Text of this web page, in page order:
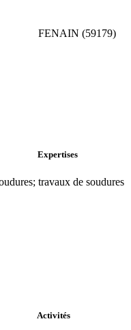
FENAIN (59179)
Expertises
travaux de soudures
Activités